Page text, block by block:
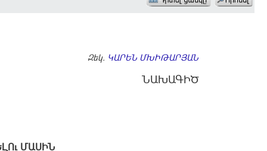
Զեկ. ԿԱՐԵՆ ՄԽԻԹԱՐՅԱՆ
ՆԱԽԱԳԻԾ
ՄԱՍԻՆ